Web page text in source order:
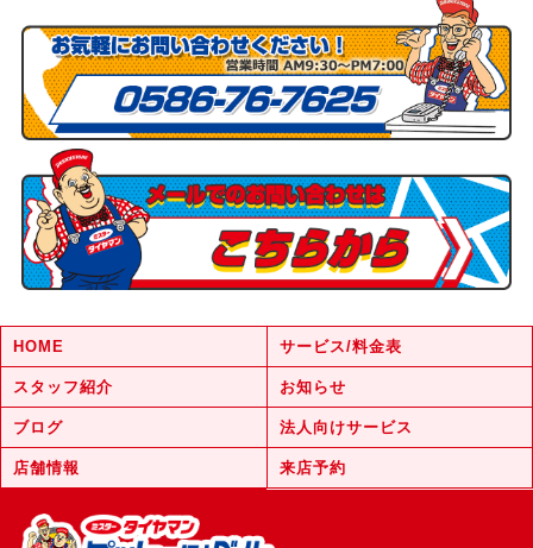
HOME サービス/料金表
スタッフ紹介 お知らせ
ブログ 法人向けサービス
店舗情報 来店予約